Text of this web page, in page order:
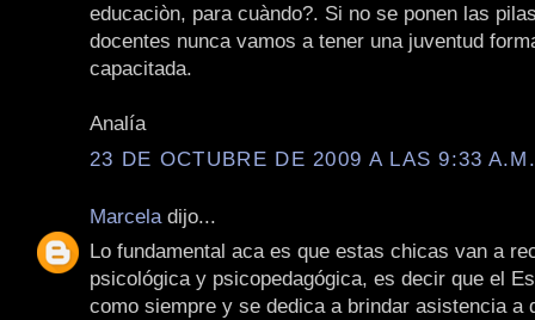
educaciòn, para cuàndo?. Si no se ponen las
docentes nunca vamos a tener una juventud
capacitada.
Analía
23 DE OCTUBRE DE 2009 A LAS 9:33
Marcela dijo...
Lo fundamental aca es que estas chicas van a
psicológica y psicopedagógica, es decir que el
como siempre y se dedica a brindar asistencia a